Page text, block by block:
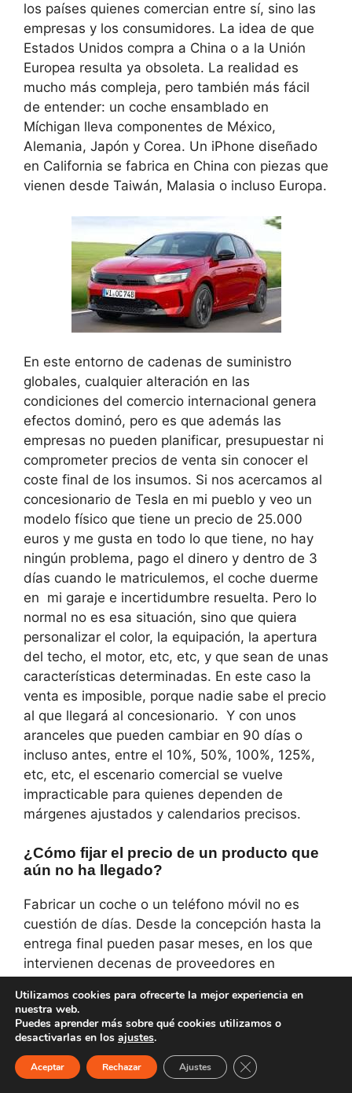
los países quienes comercian entre sí, sino las
empresas y los consumidores. La idea de que
Estados Unidos compra a China o a la Unión
Europea resulta ya obsoleta. La realidad es
mucho más compleja, pero también más fácil
de entender: un coche ensamblado en
Míchigan lleva componentes de México,
Alemania, Japón y Corea. Un iPhone diseñado
en California se fabrica en China con piezas que
vienen desde Taiwán, Malasia o incluso Europa.
En este entorno de cadenas de suministro
globales, cualquier alteración en las
condiciones del comercio internacional genera
efectos dominó, pero es que además las
empresas no pueden planificar, presupuestar ni
comprometer precios de venta sin conocer el
coste final de los insumos. Si nos acercamos al
concesionario de Tesla en mi pueblo y veo un
modelo físico que tiene un precio de 25.000
euros y me gusta en todo lo que tiene, no hay
ningún problema, pago el dinero y dentro de 3
días cuando le matriculemos, el coche duerme
en mi garaje e incertidumbre resuelta. Pero lo
normal no es esa situación, sino que quiera
personalizar el color, la equipación, la apertura
del techo, el motor, etc, etc, y que sean de unas
características determinadas. En este caso la
venta es imposible, porque nadie sabe el precio
al que llegará al concesionario. Y con unos
aranceles que pueden cambiar en 90 días o
incluso antes, entre el 10%, 50%, 100%, 125%,
etc, etc, el escenario comercial se vuelve
impracticable para quienes dependen de
márgenes ajustados y calendarios precisos.
¿Cómo fijar el precio de un producto que
aún no ha llegado?
Fabricar un coche o un teléfono móvil no es
cuestión de días. Desde la concepción hasta la
entrega final pueden pasar meses, en los que
intervienen decenas de proveedores en
será el coste real de los componentes en el
momento en que lleguen a puerto o se
ensamblen en fábrica dificulta enormemente la
planificación.
Utilizamos cookies para ofrecerte la mejor experiencia en
nuestra web.
Puedes aprender más sobre qué cookies utilizamos o
desactivarlas en los ajustes.
Aceptar Rechazar Ajustes Cerrar el banner de